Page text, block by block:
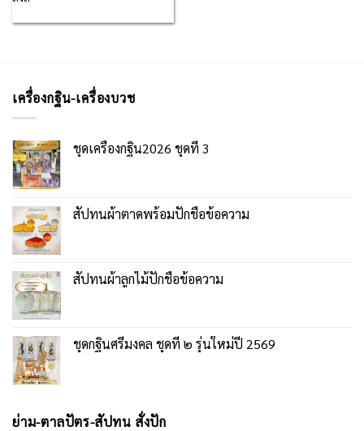
เครื่องกฐิน-เครื่องบวช
ชุดเครื่องกฐิน2026 ชุดที่ 3
สัปทนผ้าตาดพร้อมปักชื่อข้อความ
สัปทนผ้าลูกไม้ปักชื่อข้อความ
ชุดกฐินศรีมงคล ชุดที่ ๒ รุ่นใหม่ปี 2569
ย่าม-ตาลปัตร-สัปทน สั่งปัก